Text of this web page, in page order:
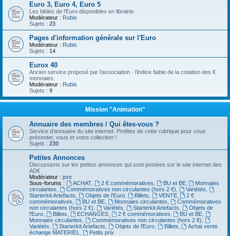
Euro 3, Euro 4, Euro 5
Les bibles de l'Euro disponibles en librairie.
Modérateur : Rubis
Sujets : 23
Pages d'information générale sur l'Euro
Modérateur : Rubis
Sujets : 14
Eurox 40
Ancien service proposé par l'association - l'indice fiable de la cotation des €
monnaies.
Modérateur : Rubis
Sujets : 9
Mission "Animation"
Annuaire des membres / Qui êtes-vous ?
Service d'annuaire du site internet. Profitez de cette rubrique pour vous
présenter, vous et votre collection !
Sujets : 230
Petites Annonces
Discussions sur les petites annonces qui sont postées sur le site internet des
AD€
Modérateur : jore
Sous-forums :
ACHAT, 2 € commémoratives BU et BE,
Monnaies
circulantes
Commémoratives non circulantes (hors 2 €) Variétés
Starterkit Artefacts
Objets de l'Euro, Billets VENTE,
2 €
commémoratives
BU et BE, Monnaies circulantes
Commémoratives
non circulantes (hors 2 €)
Variétés Starterkit Artefacts
Objets de
l'Euro
Billets ECHANGES, 2 € commémoratives BU et BE
Monnaies circulantes
Commémoratives non circulantes (hors 2 €)
Variétés
Starterkit Artefacts Objets de l'Euro, Billets
Achat vente
échange MATERIEL
Petits prix